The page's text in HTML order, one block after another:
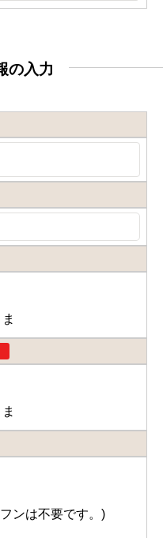
の入力
ンは不要です。)